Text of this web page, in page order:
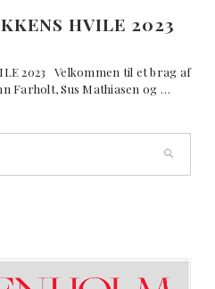
HVILE 2023
2023 Velkommen til et brag af
Farholt, Sus Mathiasen og …